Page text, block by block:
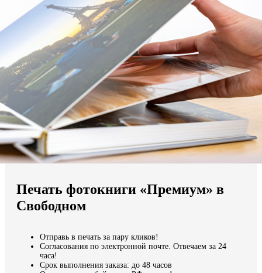
Выберите из списка:
Мы доставляем по всему миру
Продолжить без города
Печать фотокниги «Премиум» в
Свободном
Отправь в печать за пару кликов!
Согласования по электронной почте. Отвечаем за 24
часа!
Срок выполнения заказа: до 48 часов